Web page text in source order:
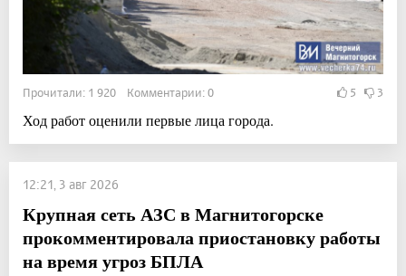
Прочитали: 1 920 Комментарии: 0 5 3
Ход работ оценили первые лица города.
12:21, 3 авг 2026
Крупная сеть АЗС в Магнитогорске
прокомментировала приостановку работы
на время угроз БПЛА